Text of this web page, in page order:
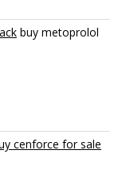
buy metoprolol
cenforce for sale